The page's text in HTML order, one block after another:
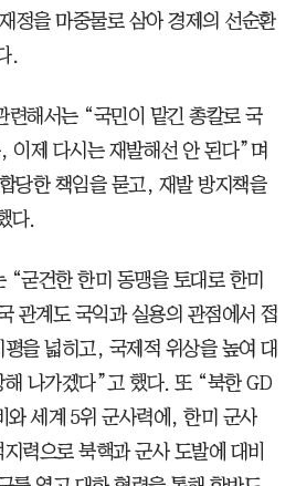
정을 마중물로 삼아 경제의 선순환
.
련해서는 “국민이 맡긴 총칼로 국
이제 다시는 재발해선 안 된다”며
당한 책임을 묻고, 재발 방지책을
다.
“굳건한 한미 동맹을 토대로 한미
관계도 국익과 실용의 관점에서 접
을 넓히고, 국제적 위상을 높여 대
나가겠다”고 했다. 또 “북한 GD
와 세계 5위 군사력에, 한미 군사
력으로 북핵과 군사 도발에 대비